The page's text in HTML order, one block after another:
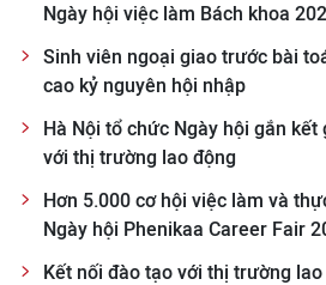
ENGLISH
中文
FRANÇAIS
РУССКИЙ
ESPAÑOL
Ngày hội việc làm Bách khoa
Sinh viên ngoại giao trước bài
cao kỷ nguyên hội nhập
Hà Nội tổ chức Ngày hội gắn
với thị trường lao động
Hơn 5.000 cơ hội việc làm và
Ngày hội Phenikaa Career Fair
Kết nối đào tạo với thị trường